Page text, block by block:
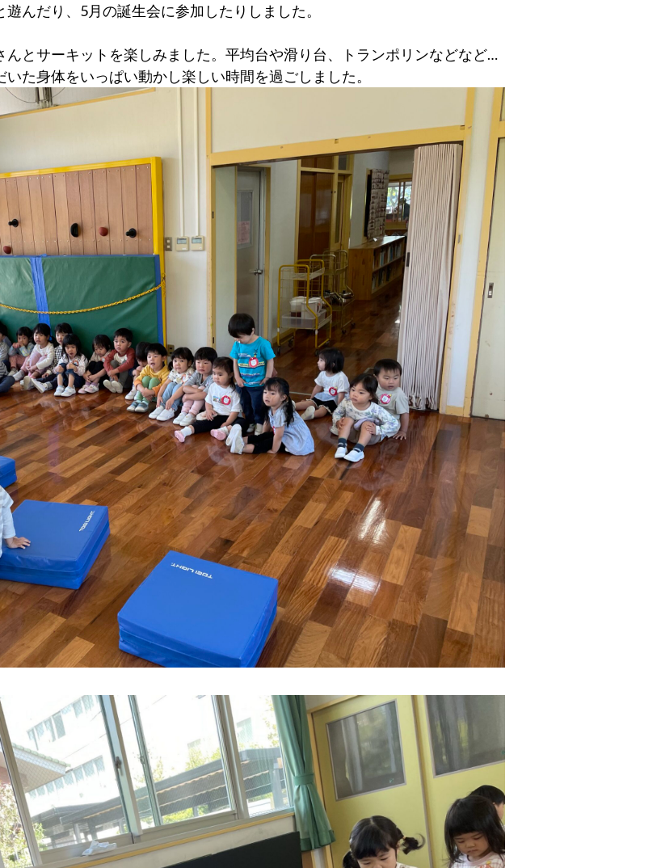
んだり、5月の誕生会に参加したりしました。
とサーキットを楽しみました。平均台や滑り台、トランポリンなどなど…
た身体をいっぱい動かし楽しい時間を過ごしました。